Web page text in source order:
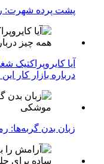
پشت پرده شهرت:
آیا
درباره بازار کار
زبان بدن